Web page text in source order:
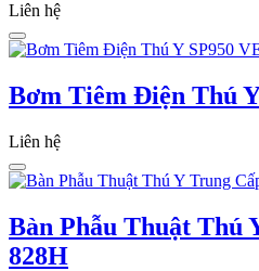
Liên hệ
Bơm Tiêm Điện Thú
Liên hệ
Bàn Phẫu Thuật Thú
828H